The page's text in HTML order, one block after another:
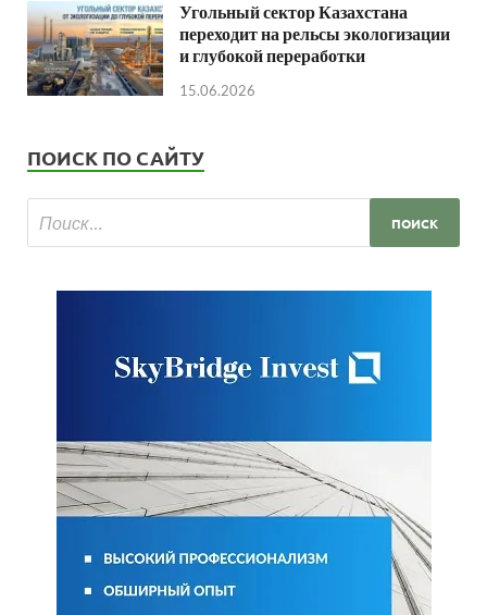
Угольный сектор Казахстана
переходит на рельсы экологизации
и глубокой переработки
15.06.2026
ПОИСК ПО САЙТУ